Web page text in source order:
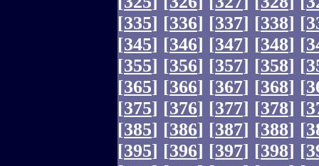
[335] [336] [337] [338] [
[345] [346] [347] [348] [
[355] [356] [357] [358] [
[365] [366] [367] [368] [
[375] [376] [377] [378] [
[385] [386] [387] [388] [
[395] [396] [397] [398] [